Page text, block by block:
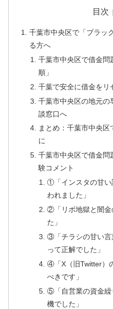
目次
千葉市中央区で「ブラッ
る方へ
千葉市中央区で借金問
順」
千葉で安全に借金をリ
千葉市中央区の地元の
談窓口へ
まとめ：千葉市中央
に
千葉市中央区で借金問
験コメント
①「インスタの甘い
われました」
②「リボ地獄と闇金
た」
③「チラシの甘い言
って正解でした」
④「X（旧Twitter）
べきです」
⑤「自営業の資金繰
機でした」